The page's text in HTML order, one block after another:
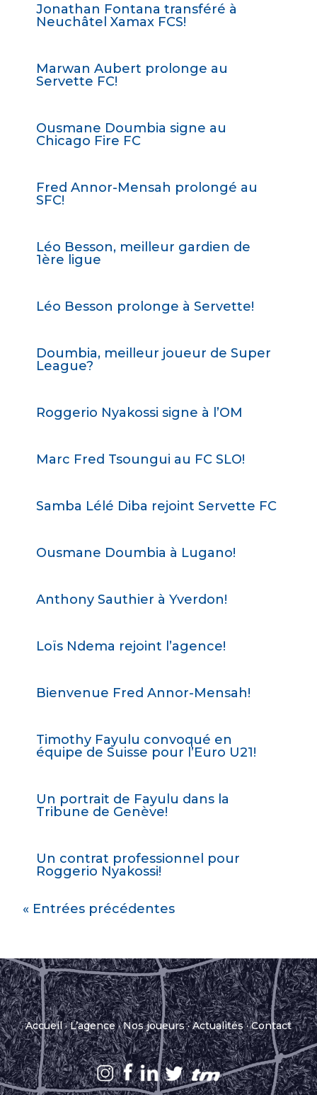
Jonathan Fontana transféré à
Neuchâtel Xamax FCS!
Marwan Aubert prolonge au
Servette FC!
Ousmane Doumbia signe au
Chicago Fire FC
Fred Annor-Mensah prolongé au
SFC!
Léo Besson, meilleur gardien de
1ère ligue
Léo Besson prolonge à Servette!
Doumbia, meilleur joueur de Super
League?
Roggerio Nyakossi signe à l’OM
Marc Fred Tsoungui au FC SLO!
Samba Lélé Diba rejoint Servette FC
Ousmane Doumbia à Lugano!
Anthony Sauthier à Yverdon!
Loïs Ndema rejoint l’agence!
Bienvenue Fred Annor-Mensah!
Timothy Fayulu convoqué en
équipe de Suisse pour l’Euro U21!
Un portrait de Fayulu dans la
Tribune de Genève!
Un contrat professionnel pour
Roggerio Nyakossi!
« Entrées précédentes
Accueil·L’agence·Nos joueurs·Actualités·Contact
.